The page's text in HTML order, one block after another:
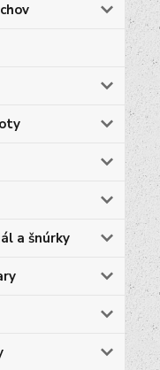
a šnúrky